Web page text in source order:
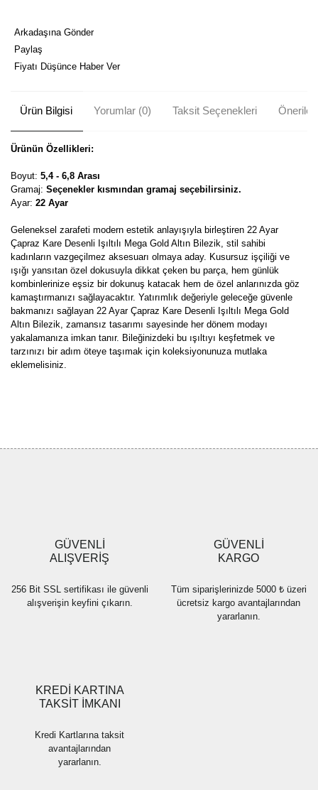
Arkadaşına Gönder
Paylaş
Fiyatı Düşünce Haber Ver
Ürün Bilgisi Yorumlar (0) Taksit Seçenekleri
Ürünün Özellikleri:
Boyut: 5,4 - 6,8 Arası
Gramaj: Seçenekler kısmından gramaj seçebilirsiniz.
Ayar: 22 Ayar
Geleneksel zarafeti modern estetik anlayışıyla birleştiren 22 Ayar
Çapraz Kare Desenli Işıltılı Mega Gold Altın Bilezik, stil sahibi
kadınların vazgeçilmez aksesuarı olmaya aday. Kusursuz işçiliği ve
ışığı yansıtan özel dokusuyla dikkat çeken bu parça, hem günlük
kombinlerinize eşsiz bir dokunuş katacak hem de özel anlarınızda göz
kamaştırmanızı sağlayacaktır. Yatırımlık değeriyle geleceğe güvenle
bakmanızı sağlayan 22 Ayar Çapraz Kare Desenli Işıltılı Mega Gold
Altın Bilezik, zamansız tasarımı sayesinde her dönem modayı
yakalamanıza imkan tanır. Bileğinizdeki bu ışıltıyı keşfetmek ve
tarzınızı bir adım öteye taşımak için koleksiyonunuza mutlaka
eklemelisiniz.
Ürün fiyatı diğer sitelerden daha pahalı.
Bu ürüne benzer farklı alternatifler olmalı.
GÜVENLİ
ALIŞVERİŞ
256 Bit SSL sertifikası ile güvenli
alışverişin keyfini çıkarın.
GÜVENLİ
KARGO
Tüm siparişlerinizde 5000 ₺ üzeri
ücretsiz kargo avantajlarından
yararlanın.
KREDİ KARTINA
TAKSİT İMKANI
Kredi Kartlarına taksit
avantajlarından
yararlanın.